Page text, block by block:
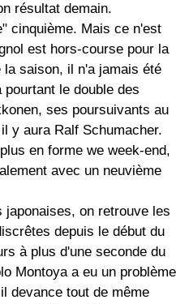
résultat demain.
cinquième. Mais ce n'est
est hors-course pour la
saison, il n'a jamais été
le double des
ses poursuivants au
y aura Ralf Schumacher.
en forme we week-end,
avec un neuvième
japonaises, on retrouve les
depuis le début du
à plus d'une seconde du
Montoya a eu un problème
devance tout de même